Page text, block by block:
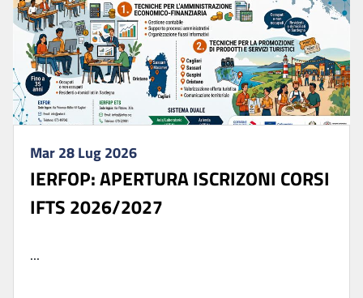
Mar 28 Lug 2026
IERFOP: APERTURA ISCRIZONI CORSI
IFTS 2026/2027
...